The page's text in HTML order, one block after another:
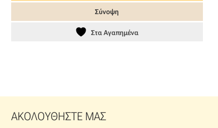
269,00 €. είναι:
Σύνοψη
Στα Αγαπημένα
ΑΚΟΛΟΥΘΗΣΤΕ ΜΑΣ